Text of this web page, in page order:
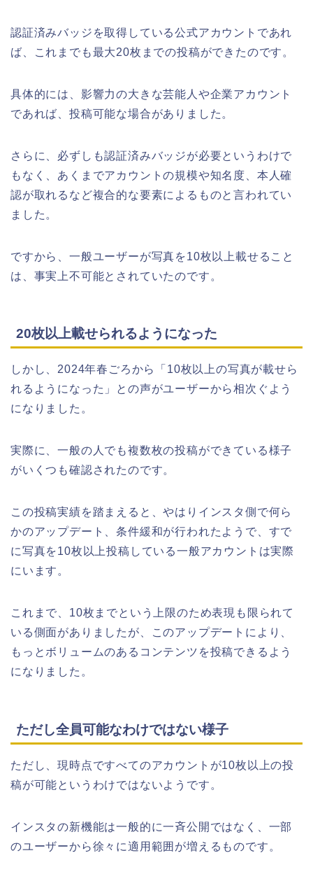
認証済みバッジを取得している公式アカウントであれ
ば、これまでも最大20枚までの投稿ができたのです。
具体的には、影響力の大きな芸能人や企業アカウント
であれば、投稿可能な場合がありました。
さらに、必ずしも認証済みバッジが必要というわけで
もなく、あくまでアカウントの規模や知名度、本人確
認が取れるなど複合的な要素によるものと言われてい
ました。
ですから、一般ユーザーが写真を10枚以上載せること
は、事実上不可能とされていたのです。
20枚以上載せられるようになった
しかし、2024年春ごろから「10枚以上の写真が載せら
れるようになった」との声がユーザーから相次ぐよう
になりました。
実際に、一般の人でも複数枚の投稿ができている様子
がいくつも確認されたのです。
この投稿実績を踏まえると、やはりインスタ側で何ら
かのアップデート、条件緩和が行われたようで、すで
に写真を10枚以上投稿している一般アカウントは実際
にいます。
これまで、10枚までという上限のため表現も限られて
いる側面がありましたが、このアップデートにより、
もっとボリュームのあるコンテンツを投稿できるよう
になりました。
ただし全員可能なわけではない様子
ただし、現時点ですべてのアカウントが10枚以上の投
稿が可能というわけではないようです。
インスタの新機能は一般的に一斉公開ではなく、一部
のユーザーから徐々に適用範囲が増えるものです。